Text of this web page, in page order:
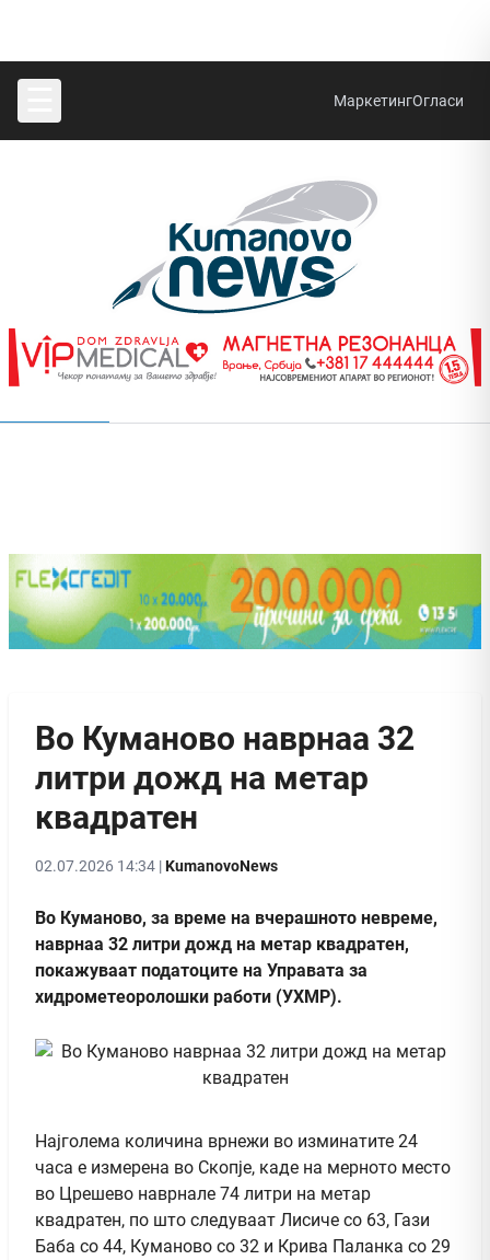
МаркетингОгласи
Во Куманово наврнаа 32
литри дожд на метар
квадратен
02.07.2026 14:34 |KumanovoNews
Во Куманово, за време на вчерашното невреме,
наврнаа 32 литри дожд на метар квадратен,
покажуваат податоците на Управата за
хидрометеоролошки работи (УХМР).
Најголема количина врнежи во изминатите 24
часа е измерена во Скопје, каде на мерното место
во Црешево наврнале 74 литри на метар
квадратен, по што следуваат Лисиче со 63, Гази
Баба со 44, Куманово со 32 и Крива Паланка со 29